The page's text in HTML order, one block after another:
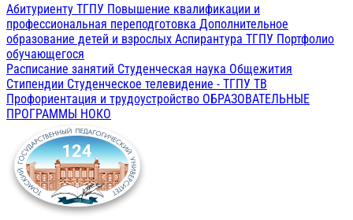
Абитуриенту ТГПУ Повышение квалификации и
профессиональная переподготовка Дополнительное
образование детей и взрослых Аспирантура ТГПУ Портфолио
обучающегося
Расписание занятий Студенческая наука Общежития
Стипендии Студенческое телевидение - ТГПУ ТВ
Профориентация и трудоустройство ОБРАЗОВАТЕЛЬНЫЕ
ПРОГРАММЫ НОКО